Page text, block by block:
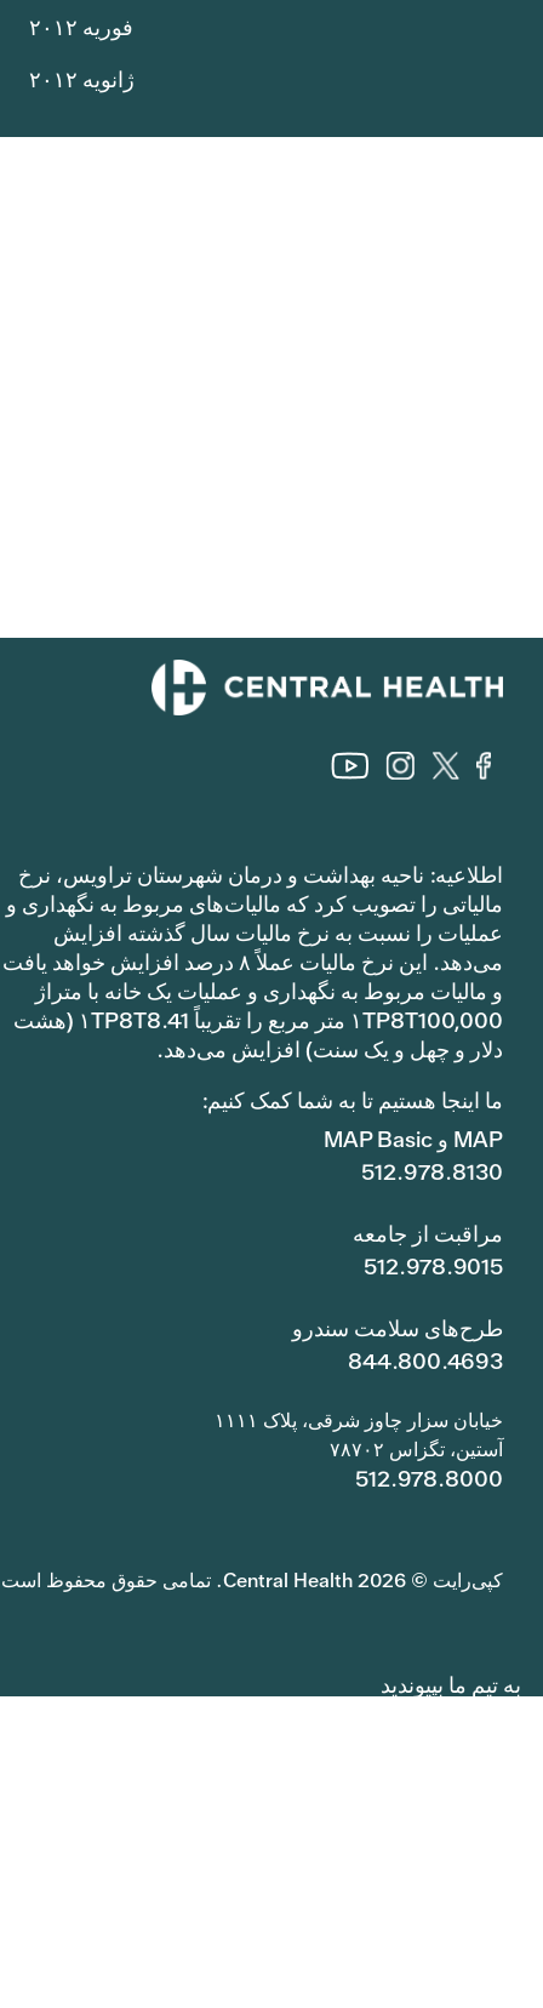
فوریه ۲۰۱۲
ژانویه ۲۰۱۲
اطلاعیه: ناحیه بهداشت و درمان شهرستان تراویس، نرخ
مالیاتی را تصویب کرد که مالیات‌های مربوط به نگهداری و
عملیات را نسبت به نرخ مالیات سال گذشته افزایش
می‌دهد. این نرخ مالیات عملاً ۸ درصد افزایش خواهد یافت
و مالیات مربوط به نگهداری و عملیات یک خانه با متراژ
۱TP8T100,000 متر مربع را تقریباً ۱TP8T8.41 (هشت
دلار و چهل و یک سنت) افزایش می‌دهد.
ما اینجا هستیم تا به شما کمک کنیم:
MAP و MAP Basic
512.978.8130
مراقبت از جامعه
512.978.9015
طرح‌های سلامت سندرو
844.800.4693
خیابان سزار چاوز شرقی، پلاک ۱۱۱۱
آستین، تگزاس ۷۸۷۰۲
512.978.8000
کپی‌رایت © 2026 Central Health. تمامی حقوق محفوظ است.
به تیم ما بپیوندید